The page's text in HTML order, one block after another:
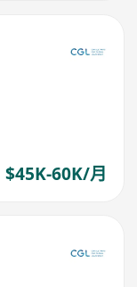
$45K-60K/月